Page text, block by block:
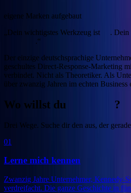
eigene Marken aufgebaut
„Dein wichtigstes Werkzeug ist
. Dein
.“
Der einzige deutschsprachige
geschultes Direct-Response-Marketing
verbindet. Nicht als Theoretiker. Als
über zwanzig Jahren im echten Business
Wo willst du ?
Drei Wege. Suche dir den aus, der
01
Lerne mich kennen
Zwanzig Jahre Unternehmer, Kennedy-
verdreifacht. Die ganze Geschichte in